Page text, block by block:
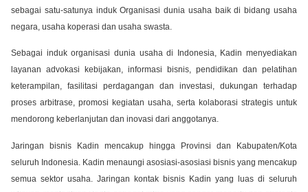
sebagai satu-satunya induk Organisasi dunia usaha baik di bidang usaha
negara, usaha koperasi dan usaha swasta.
Sebagai induk organisasi dunia usaha di Indonesia, Kadin menyediakan
layanan advokasi kebijakan, informasi bisnis, pendidikan dan pelatihan
keterampilan, fasilitasi perdagangan dan investasi, dukungan terhadap
proses arbitrase, promosi kegiatan usaha, serta kolaborasi strategis untuk
mendorong keberlanjutan dan inovasi dari anggotanya.
Jaringan bisnis Kadin mencakup hingga Provinsi dan Kabupaten/Kota
seluruh Indonesia. Kadin menaungi asosiasi-asosiasi bisnis yang mencakup
semua sektor usaha. Jaringan kontak bisnis Kadin yang luas di seluruh